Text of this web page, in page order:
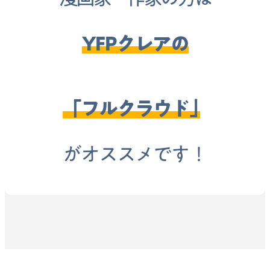
YFPクレアの
「フルクラウド」
がオススメです！